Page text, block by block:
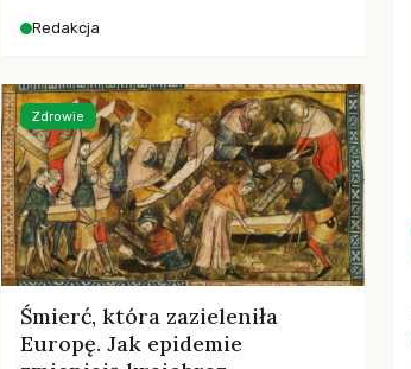
kochanego Opiekuna, Mecenasa i Mentora.
Redakcja
Śmierć, która zazieleniła
Europę. Jak epidemie
Zdrowie